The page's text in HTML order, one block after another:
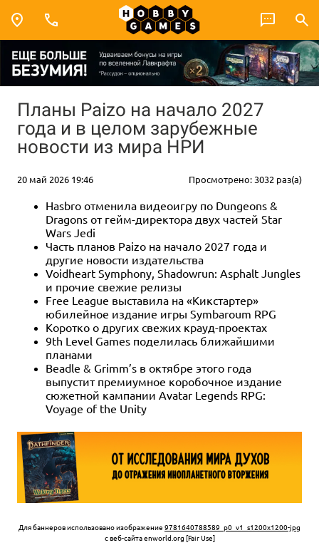
Планы Paizo на начало 2027
года и в целом зарубежные
новости из мира НРИ
20 май 2026 19:46 Просмотрено: 3032 раз(а)
Hasbro отменила видеоигру по Dungeons &
Dragons от гейм-директора двух частей Star
Wars Jedi
Часть планов Paizo на начало 2027 года и
другие новости издательства
Voidheart Symphony, Shadowrun: Asphalt Jungles
и прочие свежие релизы
Free League выставила на «Кикстартер»
юбилейное издание игры Symbaroum RPG
Коротко о других свежих крауд-проектах
9th Level Games поделилась ближайшими
планами
Beadle & Grimm’s в октябре этого года
выпустит премиумное коробочное издание
сюжетной кампании Avatar Legends RPG:
Voyage of the Unity
Для баннеров использовано изображение 9781640788589_p0_v1_s1200x1200-jpg
с веб-сайта enworld.org [Fair Use]